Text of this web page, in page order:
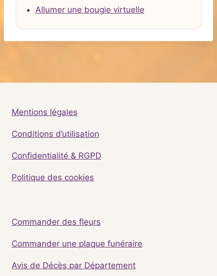
Allumer une bougie virtuelle
Mentions légales
Conditions d’utilisation
Confidentialité & RGPD
Politique des cookies
Commander des fleurs
Commander une plaque funéraire
Avis de Décès par Département